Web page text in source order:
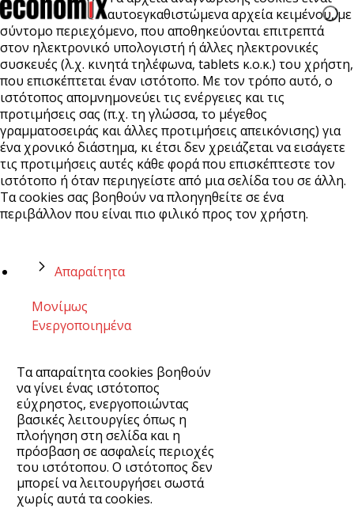
αυτοεγκαθιστώμενα αρχεία κειμένου, με
σύντομο περιεχόμενο, που αποθηκεύονται επιτρεπτά
στον ηλεκτρονικό υπολογιστή ή άλλες ηλεκτρονικές
συσκευές (λ.χ. κινητά τηλέφωνα, tablets κ.ο.κ.) του χρήστη,
που επισκέπτεται έναν ιστότοπο. Με τον τρόπο αυτό, ο
ιστότοπος απομνημονεύει τις ενέργειες και τις
προτιμήσεις σας (π.χ. τη γλώσσα, το μέγεθος
γραμματοσειράς και άλλες προτιμήσεις απεικόνισης) για
ένα χρονικό διάστημα, κι έτσι δεν χρειάζεται να εισάγετε
τις προτιμήσεις αυτές κάθε φορά που επισκέπτεστε τον
ιστότοπο ή όταν περιηγείστε από μια σελίδα του σε άλλη.
Τα cookies σας βοηθούν να πλοηγηθείτε σε ένα
περιβάλλον που είναι πιο φιλικό προς τον χρήστη.
Απαραίτητα
Μονίμως
Ενεργοποιημένα
Τα απαραίτητα cookies βοηθούν
να γίνει ένας ιστότοπος
εύχρηστος, ενεργοποιώντας
βασικές λειτουργίες όπως η
πλοήγηση στη σελίδα και η
πρόσβαση σε ασφαλείς περιοχές
του ιστότοπου. Ο ιστότοπος δεν
μπορεί να λειτουργήσει σωστά
χωρίς αυτά τα cookies.